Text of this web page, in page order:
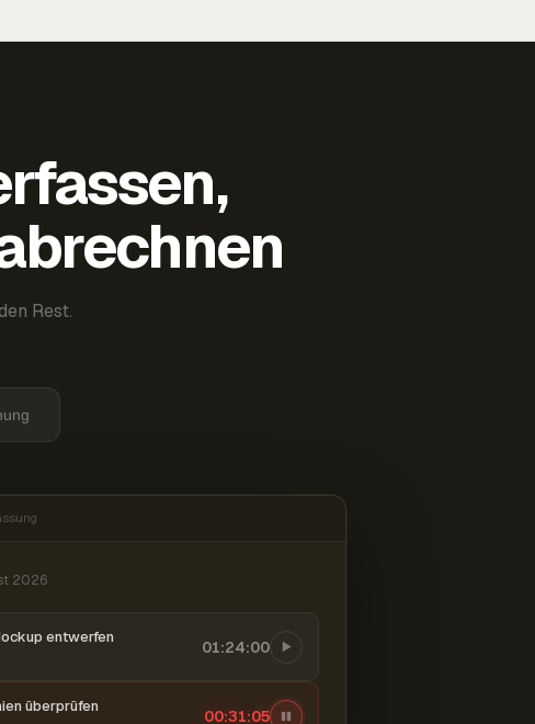
Rest.
2026
entwerfen 01:24:00
überprüfen 00:31:06